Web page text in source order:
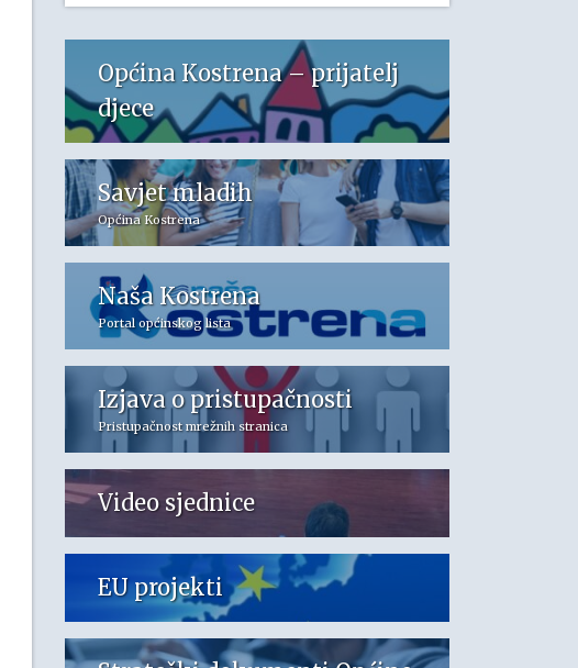
Općina Kostrena – prijatelj
djece
Savjet mladih
Općina Kostrena
Naša Kostrena
Portal općinskog lista
Izjava o pristupačnosti
Pristupačnost mrežnih stranica
Video sjednice
EU projekti